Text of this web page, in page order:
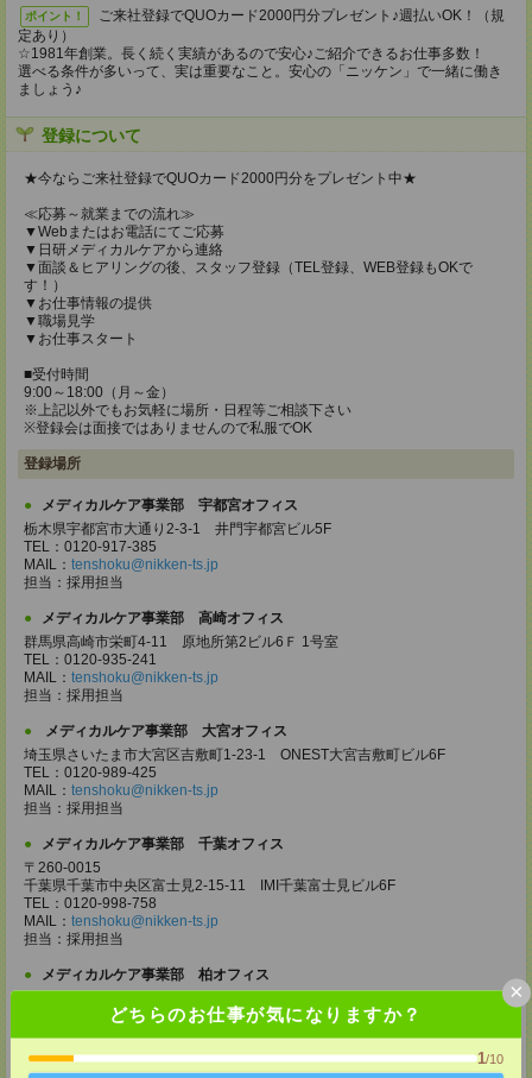
どちらのお仕事が気になりますか？
1/10
×
ポイント！
ご来社登録でQUOカード2000円分プレゼント♪週払いOK！（規
定あり）
☆1981年創業。長く続く実績があるので安心♪ご紹介できるお仕事多数！
選べる条件が多いって、実は重要なこと。安心の「ニッケン」で一緒に働き
ましょう♪
登録について
★今ならご来社登録でQUOカード2000円分をプレゼント中★
≪応募～就業までの流れ≫
▼Webまたはお電話にてご応募
▼日研メディカルケアから連絡
▼面談＆ヒアリングの後、スタッフ登録（TEL登録、WEB登録もOKで
す！）
▼お仕事情報の提供
▼職場見学
▼お仕事スタート
■受付時間
9:00～18:00（月～金）
※上記以外でもお気軽に場所・日程等ご相談下さい
※登録会は面接ではありませんので私服でOK
登録場所
メディカルケア事業部 宇都宮オフィス
栃木県宇都宮市大通り2-3-1 井門宇都宮ビル5F
TEL：0120-917-385
MAIL： tenshoku@nikken-ts.jp
担当：採用担当
メディカルケア事業部 高崎オフィス
群馬県高崎市栄町4-11 原地所第2ビル6Ｆ 1号室
TEL：0120-935-241
MAIL： tenshoku@nikken-ts.jp
担当：採用担当
メディカルケア事業部 大宮オフィス
埼玉県さいたま市大宮区吉敷町1-23-1 ONEST大宮吉敷町ビル6F
TEL：0120-989-425
MAIL： tenshoku@nikken-ts.jp
担当：採用担当
メディカルケア事業部 千葉オフィス
〒260-0015
千葉県千葉市中央区富士見2-15-11 IMI千葉富士見ビル6F
TEL：0120-998-758
MAIL： tenshoku@nikken-ts.jp
担当：採用担当
メディカルケア事業部 柏オフィス
TEL：0120-935-218
MAIL：tenshoku@nikken-ts.jp
担当：採用担当